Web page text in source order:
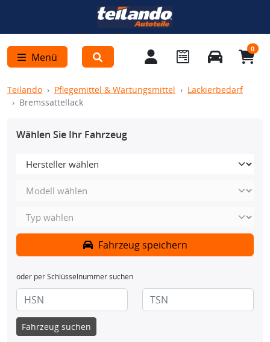
Menü
0
Teilando Pflegemittel & Wartungsmittel
Lackierbedarf
Bremssattellack
Wählen Sie Ihr Fahrzeug
Fahrzeug speichern
oder per Schlüsselnummer suchen
Fahrzeug suchen